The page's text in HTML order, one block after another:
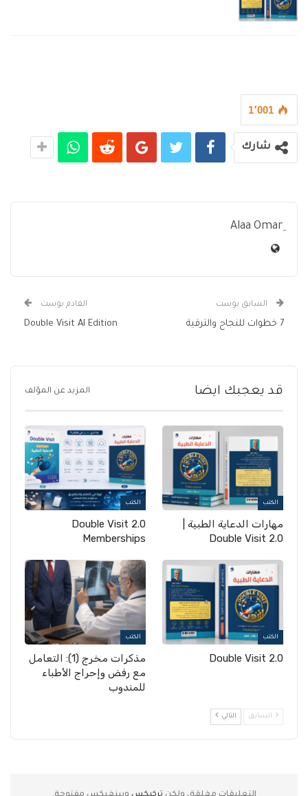
1٬001
شارك
السابق بوست
7 خطوات للنجاح والترقية
القادم بوست
Double Visit AI Edition
قد يعجبك ايضا المزيد عن المؤلف
الكتب
مهارات الدعاية الطبية |
Double Visit 2.0
الكتب
Double Visit 2.0
Memberships
الكتب
Double Visit 2.0
الكتب
مذكرات مخرج (1): التعامل
مع رفض وإحراج الأطباء
للمندوب
السابق التالي